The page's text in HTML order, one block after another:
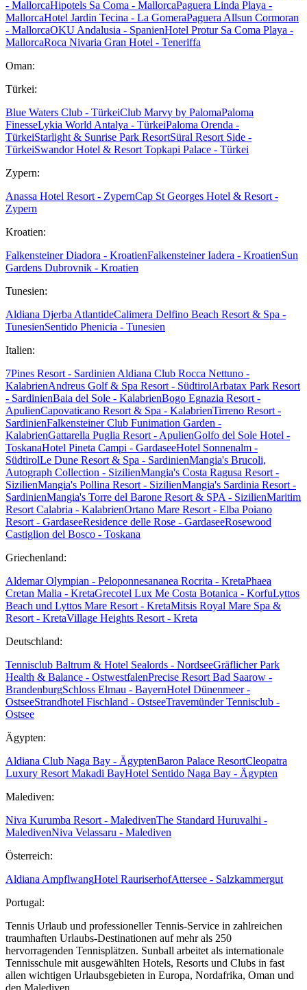
- MallorcaHipotels Sa Coma - MallorcaPaguera Linda Playa -
MallorcaHotel Jardin Tecina - La GomeraPaguera Allsun Cormoran
- MallorcaOKU Andalusia - SpanienHotel Protur Sa Coma Playa -
MallorcaRoca Nivaria Gran Hotel - Teneriffa
Oman:
Türkei:
Blue Waters Club - TürkeiClub Marvy by PalomaPaloma
FinesseLykia World Antalya - TürkeiPaloma Orenda -
TürkeiStarlight & Sunrise Park ResortSüral Resort Side -
TürkeiSwandor Hotel & Resort Topkapi Palace - Türkei
Zypern:
Anassa Hotel Resort - ZypernCap St Georges Hotel & Resort -
Zypern
Kroatien:
Falkensteiner Diadora - KroatienFalkensteiner Iadera - KroatienSun
Gardens Dubrovnik - Kroatien
Tunesien:
Aldiana Djerba AtlantideCalimera Delfino Beach Resort & Spa -
TunesienSentido Phenicia - Tunesien
Italien:
7Pines Resort - Sardinien Aldiana Club Rocca Nettuno -
KalabrienAndreus Golf & Spa Resort - SüdtirolArbatax Park Resort
- SardinienBaia del Sole - KalabrienBogo Egnazia Resort -
ApulienCapovaticano Resort & Spa - KalabrienTirreno Resort -
SardinienFalkensteiner Club Funimation Garden -
KalabrienGattarella Puglia Resort - ApulienGolfo del Sole Hotel -
ToskanaHotel Pineta Campi - GardaseeHotel Sonnenalm -
SüdtirolLe Dune Resort & Spa - SardinienMangia's Brucoli,
Autograph Collection - SizilienMangia's Costa Ragusa Resort -
SizilienMangia's Pollina Resort - SizilienMangia's Sardinia Resort -
SardinienMangia's Torre del Barone Resort & SPA - SizilienMaritim
Resort Calabria - KalabrienOrtano Mare Resort - Elba Poiano
Resort - GardaseeResidence delle Rose - GardaseeRosewood
Castiglion del Bosco - Toskana
Griechenland:
Aldemar Olympian - Peloponnesananea Rocrita - KretaPhaea
Cretan Malia - KretaGrecotel Lux Me Costa Botanica - KorfuLyttos
Beach und Lyttos Mare Resort - KretaMitsis Royal Mare Spa &
Resort - KretaVillage Heights Resort - Kreta
Deutschland:
Tennisclub Baltrum & Hotel Sealords - NordseeGräflicher Park
Health & Balance - OstwestfalenPrecise Resort Bad Saarow -
BrandenburgSchloss Elmau - BayernHotel Dünenmeer -
OstseeStrandhotel Fischland - OstseeTravemünder Tennisclub -
Ostsee
Ägypten:
Aldiana Club Naga Bay - ÄgyptenBaron Palace ResortCleopatra
Luxury Resort Makadi BayHotel Sentido Naga Bay - Ägypten
Malediven:
Niva Kurumba Resort - MaledivenThe Standard Huruvalhi -
MaledivenNiva Velassaru - Malediven
Österreich:
Aldiana AmpflwangHotel RauriserhofAttersee - Salzkammergut
Portugal:
Tennis Urlaub und professioneller Tennis-Service in zahlreichen
traumhaften Urlaubs-Destinationen auf mehr als 250
hervorragenden Tennisplätzen. Sunball arbeitet als internationale
Tennisschule mit ausgewählten Hotels, Resorts und Clubs in fast
allen wichtigen Urlaubsgebieten in Europa, Nordafrika, Oman und